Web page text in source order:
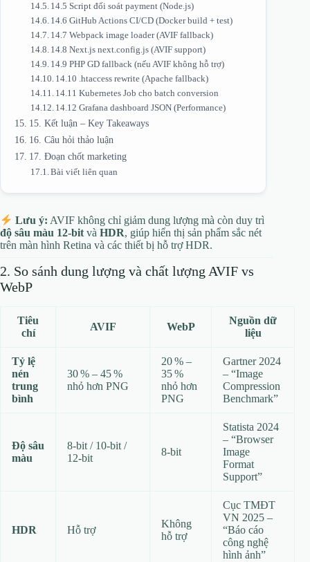
14.5 Script đối soát payment (Node.js)
14.6 GitHub Actions CI/CD (Docker build + test)
14.7 Webpack image loader (AVIF fallback)
14.8 Next.js next.config.js (AVIF support)
14.9 PHP GD fallback (nếu AVIF không hỗ trợ)
14.10 .htaccess rewrite (Apache fallback)
14.11 Kubernetes Job cho batch conversion
14.12 Grafana dashboard JSON (Performance)
15. Kết luận – Key Takeaways
16. Câu hỏi thảo luận
17. Đoạn chốt marketing
Bài viết liên quan
Lưu ý: AVIF không chỉ giảm dung lượng mà còn duy trì
độ sâu màu 12‑bitvà HDR, giúp hiển thị sản phẩm sắc nét
trên màn hình Retina và các thiết bị hỗ trợ HDR.
2. So sánh dung lượng và chất lượng AVIF vs
WebP
Tiêu
chí
AVIF WebP
Nguồn dữ
liệu
Tỷ lệ
nén
trung
bình
30 % – 45 %
nhỏ hơn PNG
20 % –
35 %
nhỏ hơn
PNG
Gartner 2024
– “Image
Compression
Benchmark”
Độ sâu
màu
8‑bit / 10‑bit /
12‑bit
8‑bit
Statista 2024
– “Browser
Image
Format
Support”
HDR Hỗ trợ
Không
hỗ trợ
Cục TMĐT
VN 2025 –
“Báo cáo
công nghệ
hình ảnh”